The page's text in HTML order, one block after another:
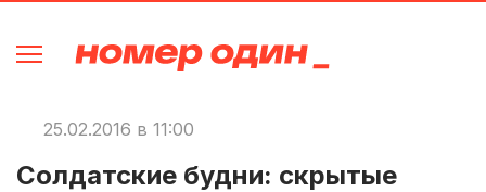
25.02.2016 в 11:00
Солдатские будни: скрытые